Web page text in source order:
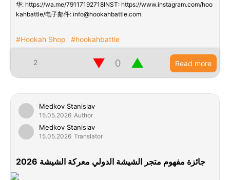
华: https://wa.me/79117192718INST: https://www.instagram.com/hoo
kahbattle/电子邮件: info@hookahbattle.com.
#Hookah Shop #hookahbattle
2 ▲
▼ Read more
Medkov Stanislav
15.05.2026 Author
Medkov Stanislav
15.05.2026 Translator
جائزة مفهوم متجر الشيشة الدولي معركة الشيشة 2026